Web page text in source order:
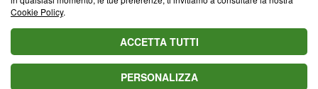
© 2026 Blasting News
Cookie Policy.
ACCETTA TUTTI
PERSONALIZZA